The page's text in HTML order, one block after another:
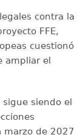
contra la
FFE,
cuestionó
ampliar el
siendo el
marzo de 2027